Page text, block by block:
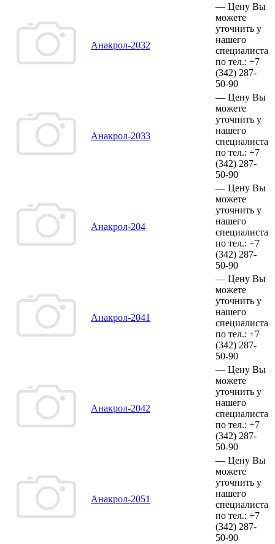
Анакрол-2032
— Цену Вы
можете
уточнить у
нашего
специалиста
по тел.: +7
(342) 287-
50-90
Анакрол-2033
— Цену Вы
можете
уточнить у
нашего
специалиста
по тел.: +7
(342) 287-
50-90
Анакрол-204
— Цену Вы
можете
уточнить у
нашего
специалиста
по тел.: +7
(342) 287-
50-90
Анакрол-2041
— Цену Вы
можете
уточнить у
нашего
специалиста
по тел.: +7
(342) 287-
50-90
Анакрол-2042
— Цену Вы
можете
уточнить у
нашего
специалиста
по тел.: +7
(342) 287-
50-90
Анакрол-2051
— Цену Вы
можете
уточнить у
нашего
специалиста
по тел.: +7
(342) 287-
50-90